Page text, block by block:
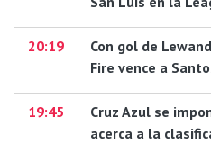
20:19
Con gol de
Fire vence a
19:45
Cruz Azul se
acerca a la